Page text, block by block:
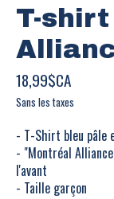
T-
18,99$CA
Sans les taxes
- T-Shirt bleu pâle
- "Montréal
l'avant
- Taille garçon